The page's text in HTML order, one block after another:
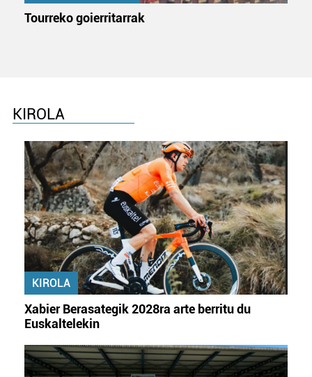
Tourreko goierritarrak
KIROLA
KIROLA
Xabier Berasategik 2028ra arte berritu du
Euskaltelekin